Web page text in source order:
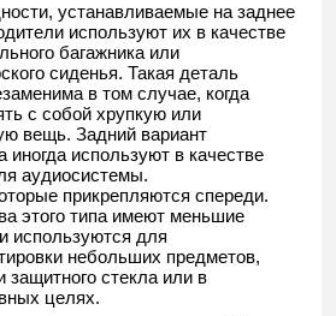
устанавливаемые на заднее
используют их в качестве
багажника или
сиденья. Такая деталь
в том случае, когда
с собой хрупкую или
вещь. Задний вариант
иногда используют в качестве
аудиосистемы.
прикрепляются спереди.
этого типа имеют меньшие
используются для
небольших предметов,
защитного стекла или в
целях.